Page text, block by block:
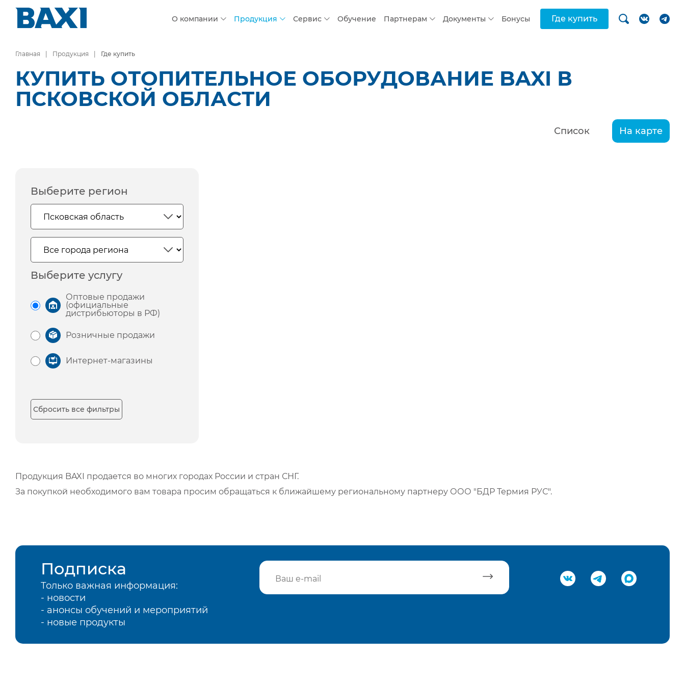
О компании Продукция Сервис Обучение Партнерам Документы Бонусы Где купить
Главная Продукция Где купить
КУПИТЬ ОТОПИТЕЛЬНОЕ ОБОРУДОВАНИЕ BAXI В
ПСКОВСКОЙ ОБЛАСТИ
Список На карте
Выберите регион
Выберите услугу
Оптовые продажи
(официальные
дистрибьюторы в РФ)
Розничные продажи
Интернет-магазины
Сбросить все фильтры
Продукция BAXI продается во многих городах России и стран СНГ.
За покупкой необходимого вам товара просим обращаться к ближайшему региональному партнеру ООО "БДР Термия РУС".
Подписка
Только важная информация:
- новости
- анонсы обучений и мероприятий
- новые продукты